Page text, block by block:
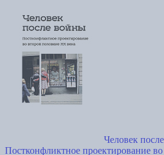
Человек
Постконфликтное проектирование